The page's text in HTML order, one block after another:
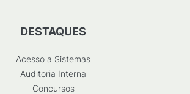
DESTAQUES
Acesso a Sistemas
Auditoria Interna
Concursos